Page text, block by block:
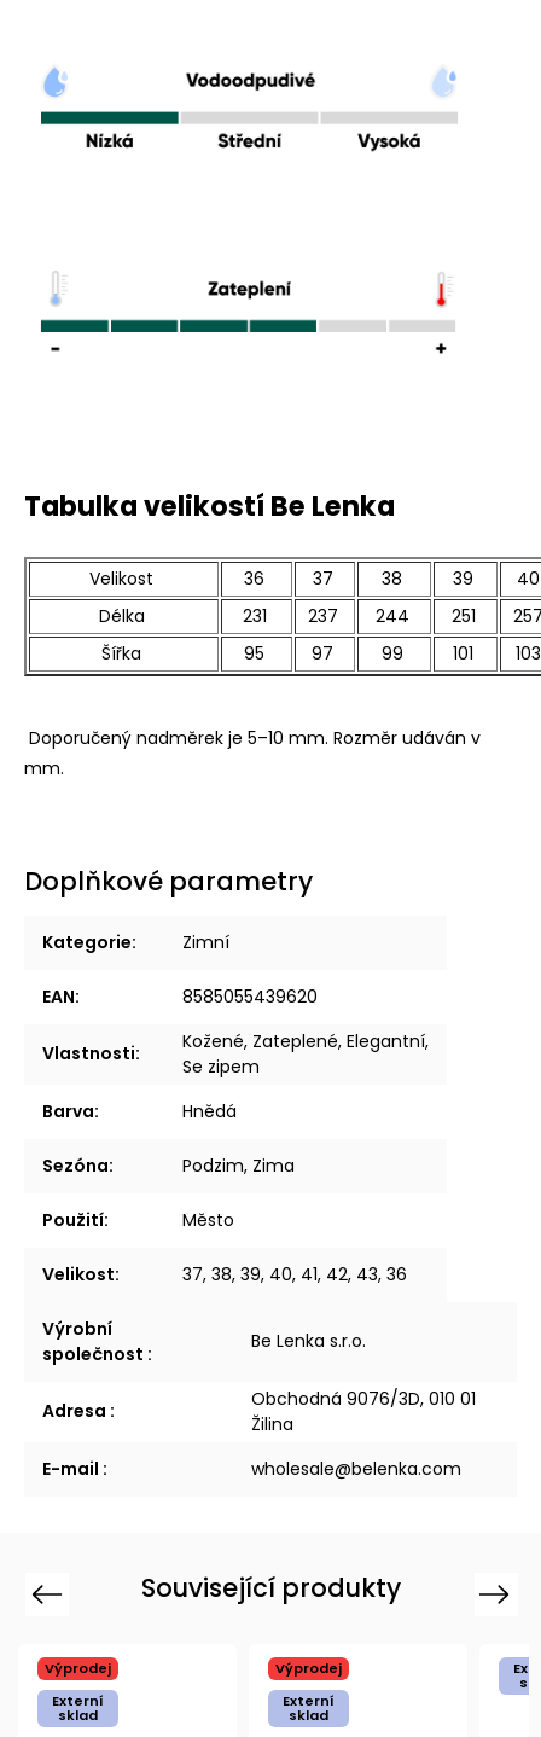
Tabulka velikostí Be Lenka
Velikost 36 37 38 39
40
Délka
231 237 244 251
Šířka
95 97 99 101 103
Doporučený nadměrek je 5–10 mm. Rozměr udáván v
mm.
Doplňkové parametry
Kategorie: Zimní
EAN: 8585055439620
Vlastnosti:
Kožené, Zateplené, Elegantní,
Se zipem
Barva: Hnědá
Sezóna: Podzim, Zima
Použití: Město
Velikost: 37, 38, 39, 40, 41, 42, 43, 36
Výrobní
společnost :
Be Lenka s.r.o.
Adresa :
Obchodná 9076/3D, 010 01
Žilina
E-mail : wholesale@belenka.com
Související produkty
Previous
Výprodej
Externí
sklad
Výprodej
Externí
sklad
Next